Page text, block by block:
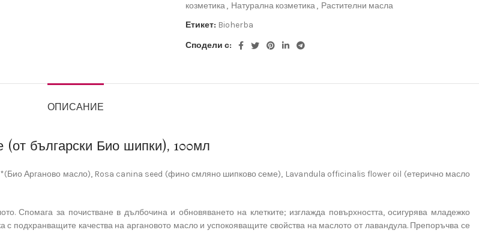
козметика, Натурална козметика, Растителни масла
Етикет: Bioherba
Сподели с:
ОПИСАНИЕ
български Био шипки), 100мл
Арганово масло), Rosa canina seed (фино смляно шипково семе), Lavandula officinalis flower oil (етерично масло
Спомага за почистване в дълбочина и обновяването на клетките; изглажда повърхността, осигурява младежко
подхранващите качества на аргановото масло и успокояващите свойства на маслото от лавандула. Препоръчва се